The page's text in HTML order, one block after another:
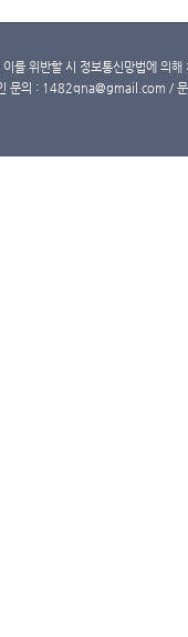
를 위반할 시 정보통신망법에 의
문의 : 1482qna@gmail.com /